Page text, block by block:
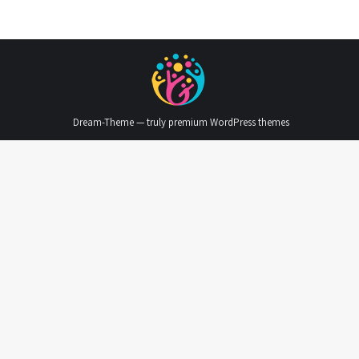
Dream-Theme — truly premium WordPress themes